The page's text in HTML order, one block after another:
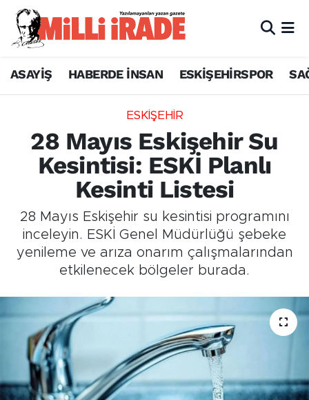
ASAYİŞ HABERDE İNSAN ESKİŞEHİRSPOR
ESKİŞEHİR
28 Mayıs Eskişehir Su
Kesintisi: ESKİ Planlı
Kesinti Listesi
28 Mayıs Eskişehir su kesintisi programını
inceleyin. ESKİ Genel Müdürlüğü şebeke
yenileme ve arıza onarım çalışmalarından
etkilenecek bölgeler burada.